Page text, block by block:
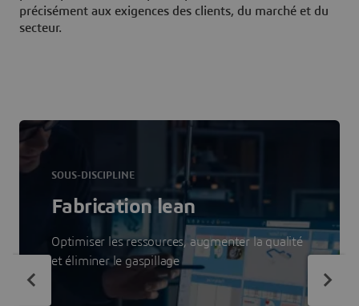
précisément aux exigences des clients, du marché et du
secteur.
SOUS-DISCIPLINE
Fabrication lean
Optimiser les ressources, augmenter la qualité
et éliminer le gaspillage